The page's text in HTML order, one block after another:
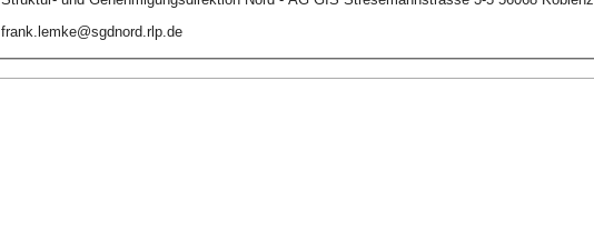
frank.lemke@sgdnord.rlp.de